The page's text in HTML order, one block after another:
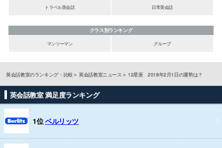
トラベル英会話 日常英会話
クラス別ランキング
マンツーマン
グループ
英会話教室のランキング・比較 英会話教室ニュース 12星座 2018年2月1日の運勢は？
英会話教室 満足度ランキング
1位ベルリッツ